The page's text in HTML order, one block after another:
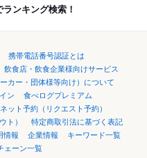
ンキング検索！
携帯電話番号認証とは
飲食店・飲食企業様向けサービス
カー・団体様等向け）について
ン
食べログプレミアム
ネット予約（リクエスト予約）
ト）
特定商取引法に基づく表記
情報 企業情報
キーワード一覧
ェーン一覧